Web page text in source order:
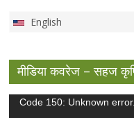
English
मीडिया कवरेज – सहज
Video
Code 150: Unknown error.